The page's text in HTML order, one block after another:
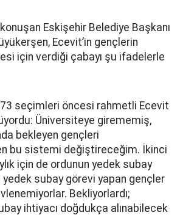
konuşan Eskişehir Belediye Başkanı
Ecevit’in gençlerin
için verdiği çabayı şu ifadelerle
seçimleri öncesi rahmetli Ecevit
Üniversiteye girememiş,
bekleyen gençleri
bu sistemi değiştireceğim. İkinci
için de ordunun yedek subay
yedek subay görevi yapan gençler
Bekliyorlardı;
ihtiyacı doğdukça alınabilecek